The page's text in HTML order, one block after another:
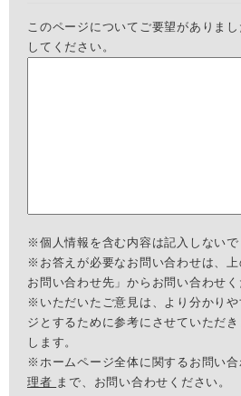
このページについてご要望がありま
してください。
※個人情報を含む内容は記入しないで
※お答えが必要なお問い合わせは、
お問い合わせ先」からお問い合わせく
※いただいたご意見は、より分かり
ジとするために参考にさせていただ
します。
※ホームページ全体に関するお問い合
理者 まで、お問い合わせください。